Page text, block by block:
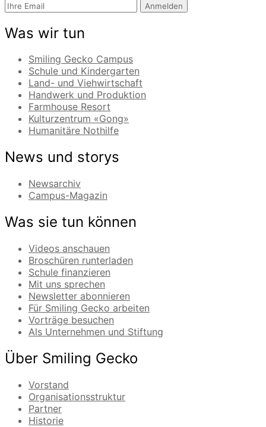
Anmelden
Was wir tun
Smiling Gecko Campus
Schule und Kindergarten
Land- und Viehwirtschaft
Handwerk und Produktion
Farmhouse Resort
Kulturzentrum «Gong»
Humanitäre Nothilfe
News und storys
Newsarchiv
Campus-Magazin
Was sie tun können
Videos anschauen
Broschüren runterladen
Schule finanzieren
Mit uns sprechen
Newsletter abonnieren
Für Smiling Gecko arbeiten
Vorträge besuchen
Als Unternehmen und Stiftung
Über Smiling Gecko
Vorstand
Organisationsstruktur
Partner
Historie